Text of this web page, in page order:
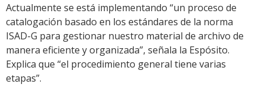
Actualmente se está implementando “un proceso de
catalogación basado en los estándares de la norma
ISAD-G para gestionar nuestro material de archivo de
manera eficiente y organizada”, señala la Espósito.
Explica que “el procedimiento general tiene varias
etapas”.